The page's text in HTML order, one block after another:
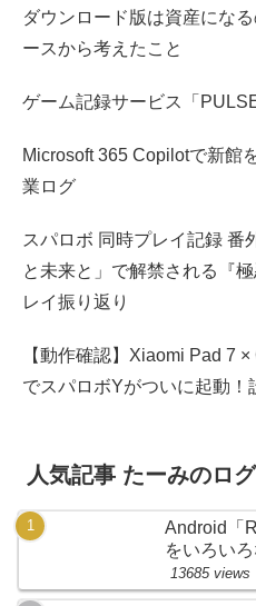
ダウンロード版は資産にな
ースから考えたこと
ゲーム記録サービス「
Microsoft 365 Copilotで新館
業ログ
スパロボ 同時プレイ記録 番
と未来と」で解禁される『
レイ振り返り
【動作確認】Xiaomi Pad 7
でスパロボYがついに起動！
人気記事 たーみのロ
Android「
をいろい
13685 views